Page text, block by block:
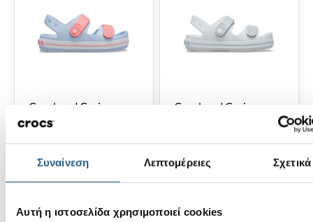
Συναίνεση Λεπτομέρειες Σχετικά
Αυτή η ιστοσελίδα χρησιμοποιεί cookies
Crocband Cruiser
Sandal K-Blue
Frost/Guava
44,00 €
Crocband Cruiser
Moonlight/Atmosphere
39,00 €